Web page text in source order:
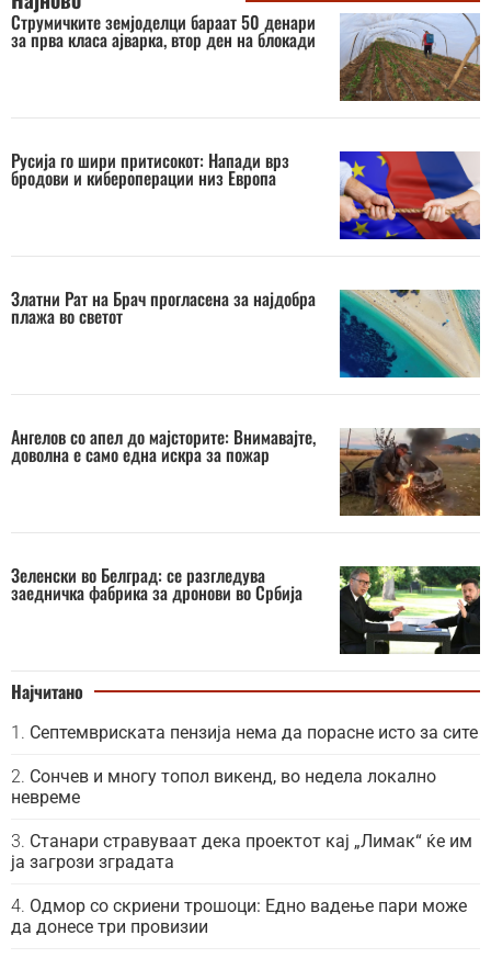
Струмичките земјоделци бараат 50 денари
за прва класа ајварка, втор ден на блокади
Русија го шири притисокот: Напади врз
бродови и кибероперации низ Европа
Златни Рат на Брач прогласена за најдобра
плажа во светот
Ангелов со апел до мајсторите: Внимавајте,
доволна е само една искра за пожар
Зеленски во Белград: се разгледува
заедничка фабрика за дронови во Србија
Најчитано
Септемвриската пензија нема да порасне исто за сите
Сончев и многу топол викенд, во недела локално
невреме
Станари стравуваат дека проектот кај „Лимак“ ќе им
ја загрози зградата
Одмор со скриени трошоци: Едно вадење пари може
да донесе три провизии